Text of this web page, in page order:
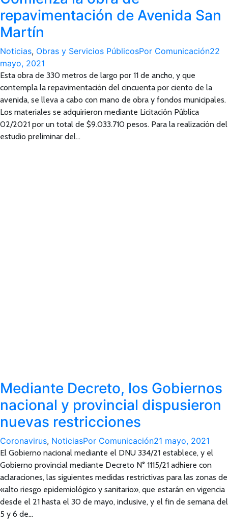
repavimentación de Avenida San
Martín
Noticias, Obras y Servicios PúblicosPor Comunicación22
mayo, 2021
Esta obra de 330 metros de largo por 11 de ancho, y que
contempla la repavimentación del cincuenta por ciento de la
avenida, se lleva a cabo con mano de obra y fondos municipales.
Los materiales se adquirieron mediante Licitación Pública
02/2021 por un total de $9.033.710 pesos. Para la realización del
estudio preliminar del…
Mediante Decreto, los Gobiernos
nacional y provincial dispusieron
nuevas restricciones
Coronavirus, NoticiasPor Comunicación21 mayo, 2021
El Gobierno nacional mediante el DNU 334/21 establece, y el
Gobierno provincial mediante Decreto N° 1115/21 adhiere con
aclaraciones, las siguientes medidas restrictivas para las zonas de
«alto riesgo epidemiológico y sanitario», que estarán en vigencia
desde el 21 hasta el 30 de mayo, inclusive, y el fin de semana del
5 y 6 de…